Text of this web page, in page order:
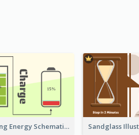
Charging Energy Schematic Diagram